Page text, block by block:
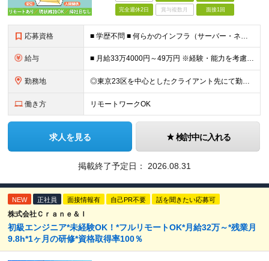
完全週休2日 賞与複数月 面接1回
応募資格 ■ 学歴不問 ■ 何らかのインフラ（サーバー・ネットワーク）の実務経験をお持ちの方 ※運用・保守の経験のみという方も大歓迎です！ ＼こんな方にピッタリの環境です／ ◎案件がコロコロ変わることに疲れて
給与 ■ 月給33万4000円～49万円 ※経験・能力を考慮して優遇します。 ※上記には固定残業代（月30時間分・6万3500円～9万3100円）を含みます。超過分は全額支給。 ※待機期間中全額給与を保証
勤務地 ◎東京23区を中心としたクライアント先にて勤務いただきます（転居を伴う転勤なし） ◎在宅勤務も活用できます ■ 本社 東京都江戸川区南葛西3-5-3-402 (変更の範囲)上記を除く当社関連勤務地
働き方 リモートワークOK
求人を見る 検討中に入れる
掲載終了予定日： 2026.08.31
NEW 正社員 面接情報有 自己PR不要 話を聞きたい応募可
株式会社Ｃｒａｎｅ＆Ｉ
初級エンジニア*未経験OK！*フルリモートOK*月給32万～*残業月
9.8h*1ヶ月の研修*資格取得率100％